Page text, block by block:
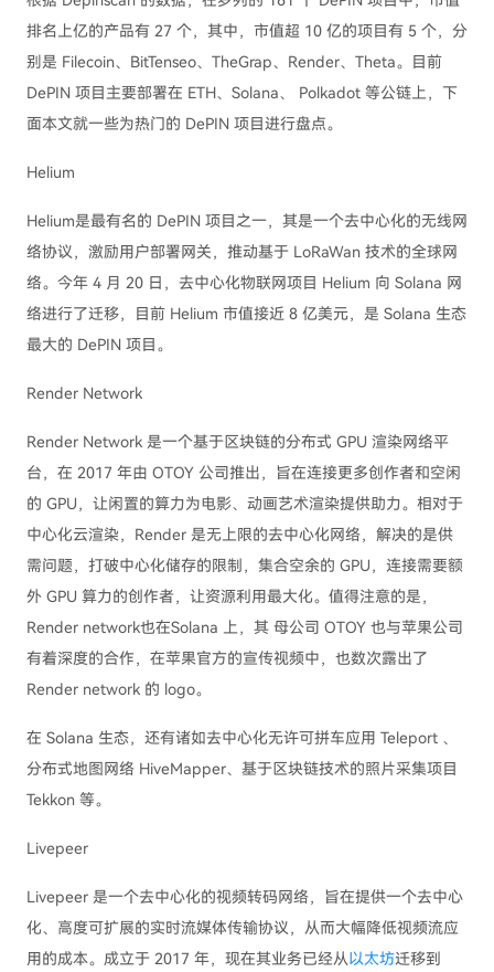
排名上亿的产品有 27 个，其中，市值超 10 亿的项目有 5 个，分
别是 Filecoin、BitTenseo、TheGrap、Render、Theta。目前
DePIN 项目主要部署在 ETH、Solana、 Polkadot 等公链上，下
面本文就一些为热门的 DePIN 项目进行盘点。
Helium
Helium是最有名的 DePIN 项目之一，其是一个去中心化的无线网
络协议，激励用户部署网关，推动基于 LoRaWan 技术的全球网
络。今年 4 月 20 日，去中心化物联网项目 Helium 向 Solana 网
络进行了迁移，目前 Helium 市值接近 8 亿美元，是 Solana 生态
最大的 DePIN 项目。
Render Network
Render Network 是一个基于区块链的分布式 GPU 渲染网络平
台，在 2017 年由 OTOY 公司推出，旨在连接更多创作者和空闲
的 GPU，让闲置的算力为电影、动画艺术渲染提供助力。相对于
中心化云渲染，Render 是无上限的去中心化网络，解决的是供
需问题，打破中心化储存的限制，集合空余的 GPU，连接需要额
外 GPU 算力的创作者，让资源利用最大化。值得注意的是，
Render network也在Solana 上，其 母公司 OTOY 也与苹果公司
有着深度的合作，在苹果官方的宣传视频中，也数次露出了
Render network 的 logo。
在 Solana 生态，还有诸如去中心化无许可拼车应用 Teleport 、
分布式地图网络 HiveMapper、基于区块链技术的照片采集项目
Tekkon 等。
Livepeer
Livepeer 是一个去中心化的视频转码网络，旨在提供一个去中心
化、高度可扩展的实时流媒体传输协议，从而大幅降低视频流应
用的成本。成立于 2017 年，现在其业务已经从以太坊迁移到